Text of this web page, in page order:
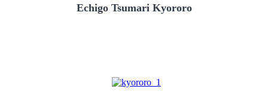
Echigo Tsumari Kyororo